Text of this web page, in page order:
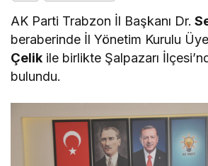
AK Parti Trabzon İl Başkanı Dr.
beraberinde İl Yönetim Kurulu
Çelik ile birlikte Şalpazarı
bulundu.